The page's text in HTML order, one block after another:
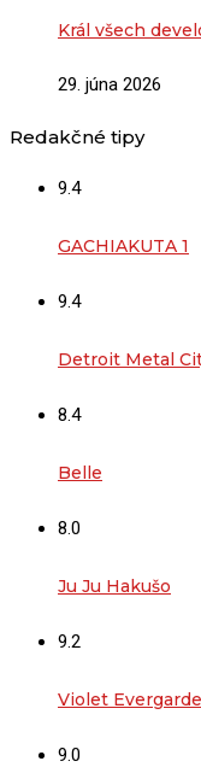
Král všech
29. júna 2026
Redakčné tipy
9.4
GACHIAKUTA 1
9.4
Detroit Metal
8.4
Belle
8.0
Ju Ju Hakušo
9.2
Violet
9.0